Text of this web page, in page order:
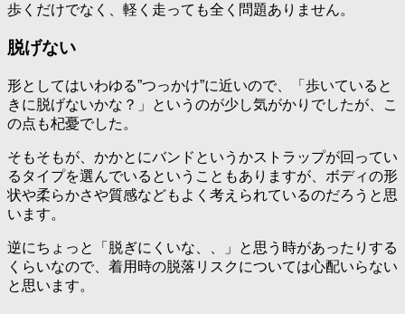
歩くだけでなく、軽く走っても全く問題ありません。
脱げない
形としてはいわゆる”つっかけ”に近いので、「歩いていると
きに脱げないかな？」というのが少し気がかりでしたが、こ
の点も杞憂でした。
そもそもが、かかとにバンドというかストラップが回ってい
るタイプを選んでいるということもありますが、ボディの形
状や柔らかさや質感などもよく考えられているのだろうと思
います。
逆にちょっと「脱ぎにくいな、、」と思う時があったりする
くらいなので、着用時の脱落リスクについては心配いらない
と思います。